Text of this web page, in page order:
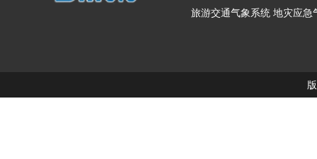
旅游交通气象系统 地灾应急